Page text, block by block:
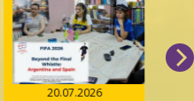
20.07.2026